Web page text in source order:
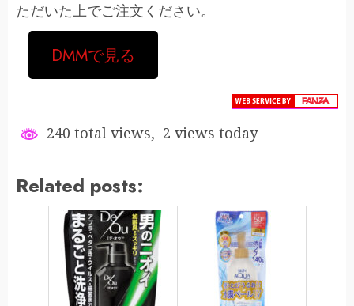
ただいた上でご注文ください。
DMMで見る
240 total views, 2 views today
Related posts: